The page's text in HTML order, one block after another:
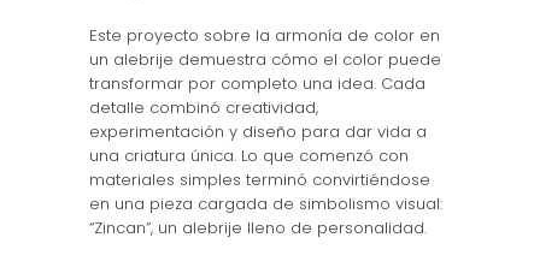
Este proyecto sobre la armonía de color en
un alebrije demuestra cómo el color puede
transformar por completo una idea. Cada
detalle combinó creatividad,
experimentación y diseño para dar vida a
una criatura única. Lo que comenzó con
materiales simples terminó convirtiéndose
en una pieza cargada de simbolismo visual:
“Zincan”, un alebrije lleno de personalidad.